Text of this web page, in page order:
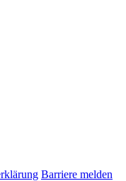
Barriere melden